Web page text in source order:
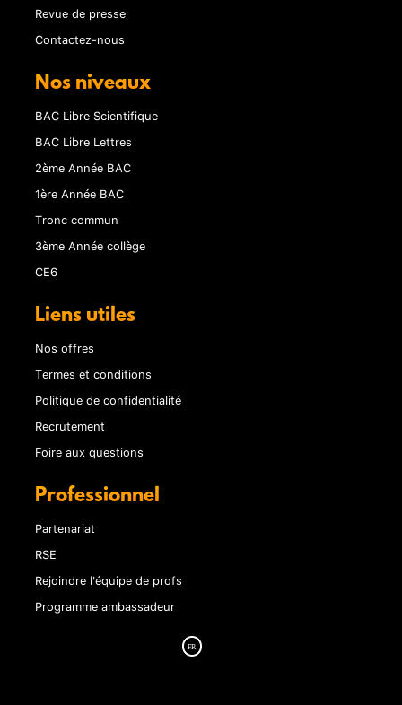
Revue de presse
Contactez-nous
Nos niveaux
BAC Libre Scientifique
BAC Libre Lettres
2ème Année BAC
1ère Année BAC
Tronc commun
3ème Année collège
CE6
Liens utiles
Nos offres
Termes et conditions
Politique de confidentialité
Recrutement
Foire aux questions
Professionnel
Partenariat
RSE
Rejoindre l'équipe de profs
Programme ambassadeur